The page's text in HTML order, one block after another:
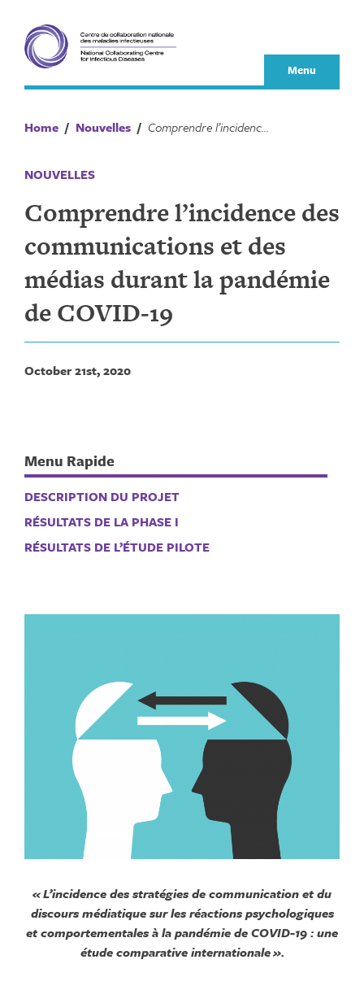
content
Menu
Home / Nouvelles / Comprendre l’incidence des communications et des médias durant la pandémie de COVID‑19
NOUVELLES
Comprendre l’incidence des
communications et des
médias durant la pandémie
de COVID‑19
October 21st, 2020
Menu Rapide
DESCRIPTION DU PROJET
RÉSULTATS DE LA PHASE I
RÉSULTATS DE L’ÉTUDE PILOTE
« L’incidence des stratégies de communication et du
discours médiatique sur les réactions psychologiques
et comportementales à la pandémie de COVID-19 : une
étude comparative internationale ».